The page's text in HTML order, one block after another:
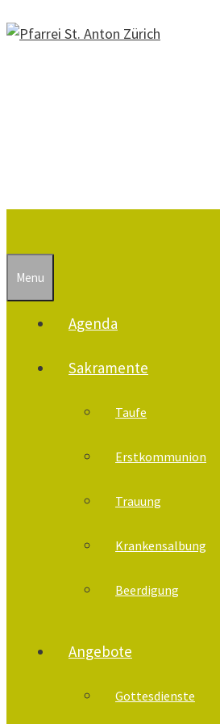
zum
Menu
Agenda
Sakramente
Taufe
Erstkommunion
Trauung
Krankensalbung
Beerdigung
Angebote
Gottesdienste